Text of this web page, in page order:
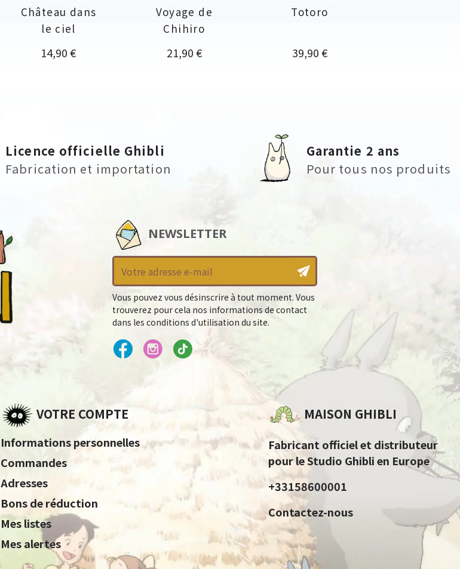
Château dans
le ciel
Prix
14,90 €
Voyage de
Chihiro
Prix
21,90 €
Totoro
Prix
39,90 €
Licence officielle Ghibli
Fabrication et importation
Garantie 2 ans
Pour tous nos produits
NEWSLETTER
Vous pouvez vous désinscrire à tout moment. Vous
trouverez pour cela nos informations de contact
dans les conditions d'utilisation du site.
VOTRE COMPTE
Informations personnelles
Commandes
Adresses
Bons de réduction
Mes listes
Mes alertes
MAISON GHIBLI
Fabricant officiel et distributeur
pour le Studio Ghibli en Europe
+33158600001
Contactez-nous